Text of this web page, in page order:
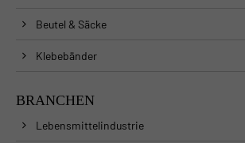
Beutel & Säcke
Klebebänder
BRANCHEN
Lebensmittelindustrie